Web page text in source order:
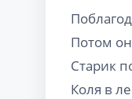
Потом
Старик
Коля в